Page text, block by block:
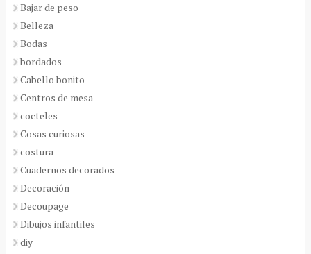
Bajar de peso
Belleza
Bodas
bordados
Cabello bonito
Centros de mesa
cocteles
Cosas curiosas
costura
Cuadernos decorados
Decoración
Decoupage
Dibujos infantiles
diy